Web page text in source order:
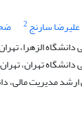
علیرضا سارنج 2
الزهرا،
تهران،
مدیریت مالی،